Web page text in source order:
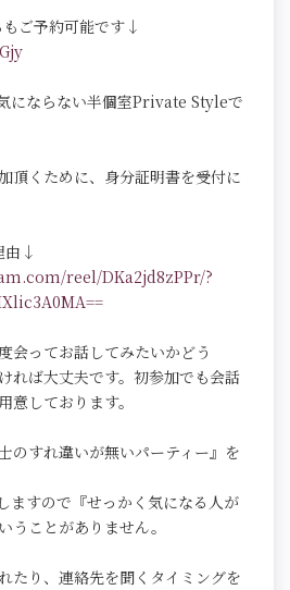
ご予約可能です↓
にならない半個室Private Styleで
頂くために、身分証明書を受付に
由↓
reel/DKa2jd8zPPr/?
会ってお話してみたいかどう
れば大丈夫です。初参加でも会話
意しております。
のすれ違いが無いパーティー』を
ますので『せっかく気になる人が
うことがありません。
たり、連絡先を聞くタイミングを